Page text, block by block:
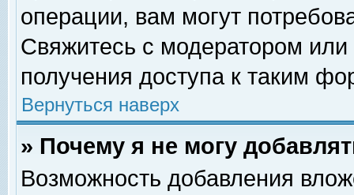
операции, вам могут
Свяжитесь с модератором
получения доступа к таким
Вернуться наверх
» Почему я не могу
Возможность добавления